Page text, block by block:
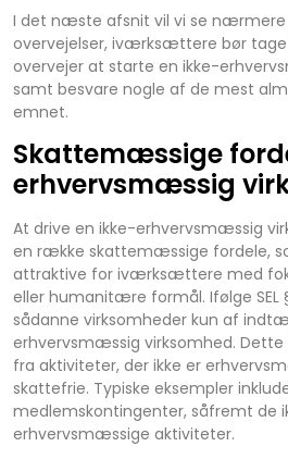
I det næste afsnit vil vi se nærmere
overvejelser, iværksættere bør
overvejer at starte en ikke-
samt besvare nogle af de mest
emnet.
Skattemæssige
erhvervsmæssig
At drive en ikke-erhvervsmæssig
en række skattemæssige fordele,
attraktive for iværksættere med
eller humanitære formål. Ifølge SEL
sådanne virksomheder kun af
erhvervsmæssig virksomhed.
fra aktiviteter, der ikke er
skattefrie. Typiske eksempler
medlemskontingenter, såfremt de
erhvervsmæssige aktiviteter.